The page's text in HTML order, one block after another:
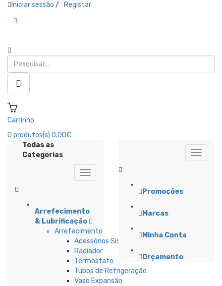
Iniciar sessão / Registar
Carrinho
0 produtos(s) 0,00€
Todas as
Categorias
Arrefecimento
& Lubrificação
Arrefecimento
Acessórios Sistema Refrigeração
Radiador
Termostato
Tubos de Refrigeração
Vaso Expansão
Promoções
Marcas
Minha Conta
Orçamento